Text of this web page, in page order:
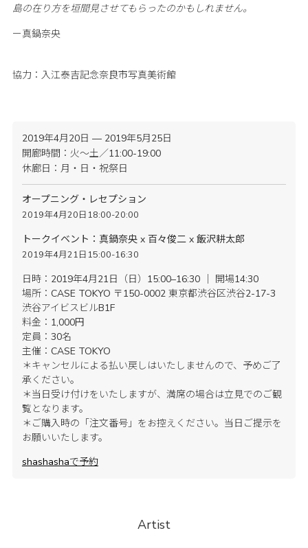
島の在り方を垣間見させてもらったのかもしれません。
ー真鍋奈央
協力：入江泰吉記念奈良市写真美術館
2019年4月20日 — 2019年5月25日
開廊時間：火〜土／11:00-19:00
休廊日：月・日・祝祭日
オープニング・レセプション
2019年4月20日18:00-20:00
トークイベント：真鍋奈央 x 百々俊二 x 飯沢耕太郎
2019年4月21日15:00-16:30
日時：2019年4月21日（日）15:00–16:30 ｜ 開場14:30
場所：CASE TOKYO 〒150-0002 東京都渋谷区渋谷2-17-3
渋谷アイビスビルB1F
料金：1,000円
定員：30名
主催：CASE TOKYO
＊キャンセルによる払い戻しはいたしませんので、予めご了
承ください。
＊当日受け付けをいたしますが、満席の場合は立見でのご観
覧となります。
＊ご購入時の「注文番号」をお控えください。当日ご提示を
お願いいたします。
shashashaで予約
Artist